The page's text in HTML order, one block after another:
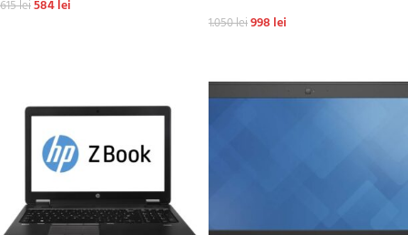
615lei584lei
1.050lei998 lei